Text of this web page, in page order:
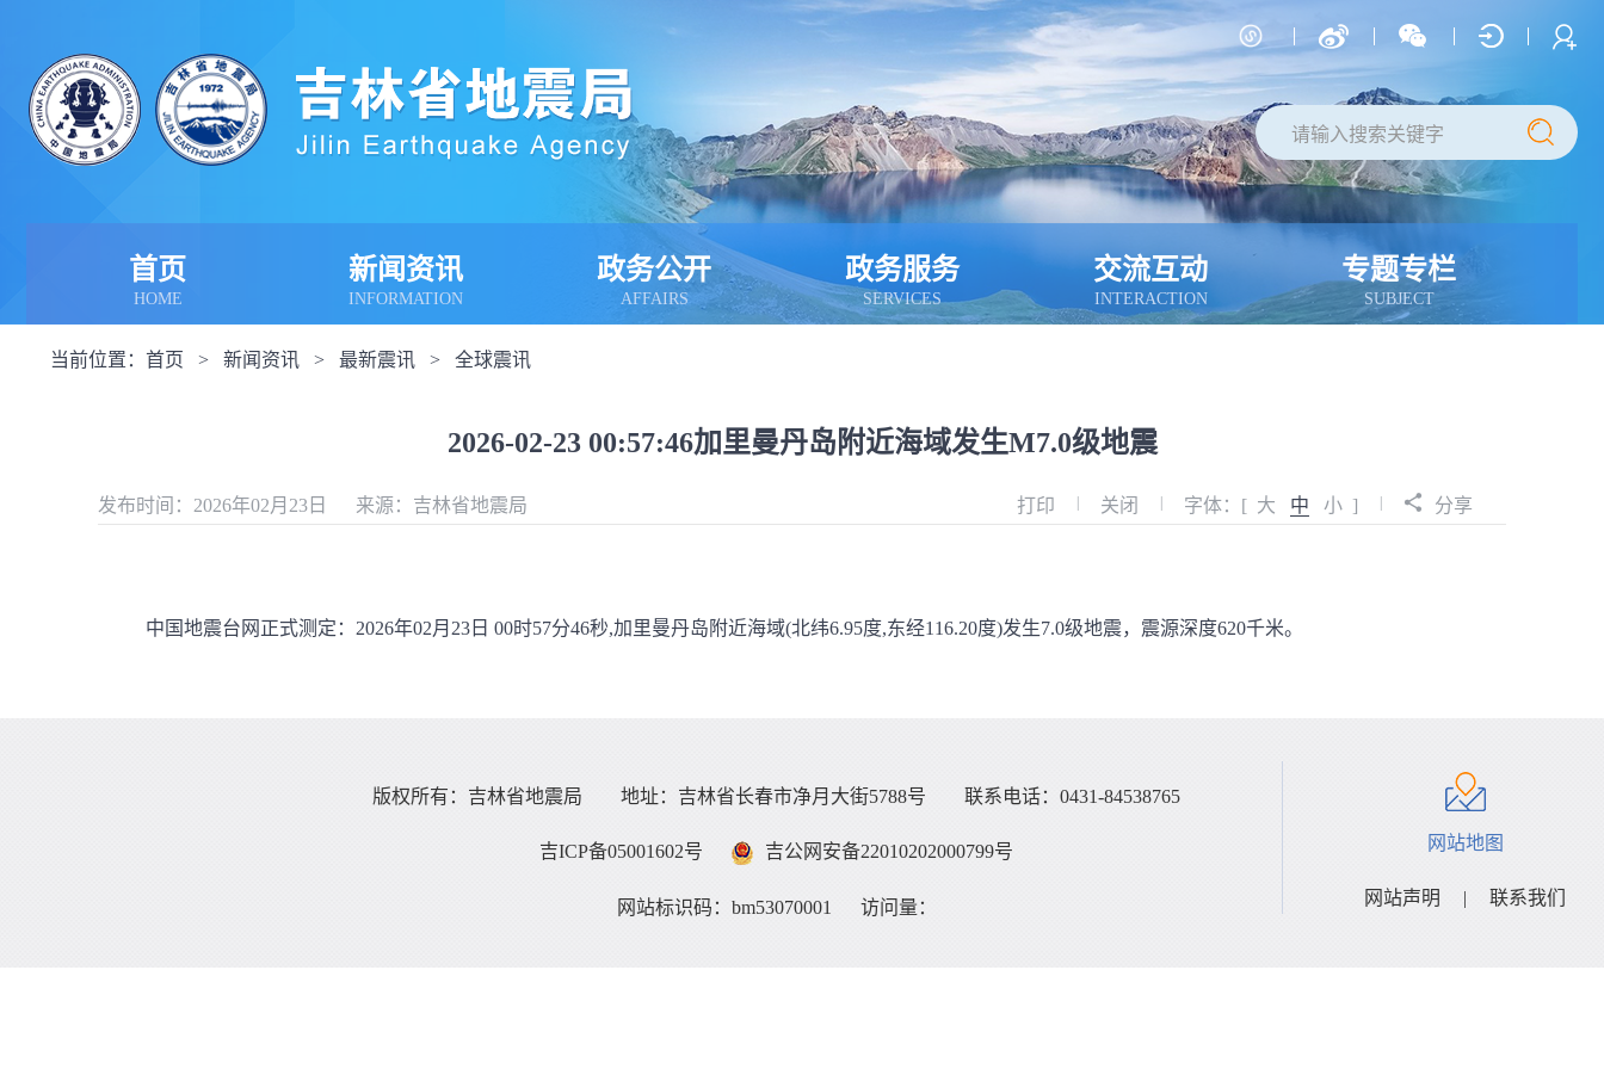
首页
HOME
新闻资讯
INFORMATION
政务公开
AFFAIRS
政务服务
SERVICES
交流互动
INTERACTION
专题专栏
SUBJECT
当前位置： 首页 > 新闻资讯 > 最新震讯 > 全球震讯
2026-02-23 00:57:46加里曼丹岛附近海域发生M7.0级地震
发布时间：2026年02月23日 来源：吉林省地震局 打印 关闭 字体：[ 大 中 小 ] 分享
中国地震台网正式测定：2026年02月23日 00时57分46秒,加里曼丹岛附近海域(北纬6.95度,东经116.20度)发生7.0级地震，震源深度620千米。
版权所有：吉林省地震局 地址：吉林省长春市净月大街5788号 联系电话：0431-84538765
吉ICP备05001602号 吉公网安备22010202000799号
网站标识码：bm53070001 访问量：
网站地图
网站声明 | 联系我们